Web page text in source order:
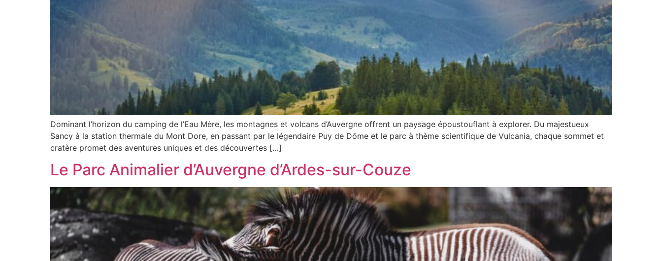
Dominant l’horizon du camping de l’Eau Mère, les montagnes et volcans d’Auvergne offrent un paysage époustouflant à explorer. Du majestueux
Sancy à la station thermale du Mont Dore, en passant par le légendaire Puy de Dôme et le parc à thème scientifique de Vulcania, chaque sommet et
cratère promet des aventures uniques et des découvertes […]
Le Parc Animalier d’Auvergne d’Ardes-sur-Couze